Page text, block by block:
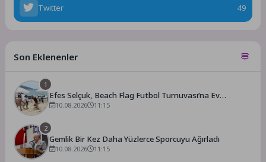
Twitter 49
Son Eklenenler
1
Efes Selçuk, Beach Flag Futbol Turnuvası’na Ev
Sahipliği Yaptı
10.08.2026 11:15
2
Gemlik Bir Kez Daha Yüzlerce Sporcuyu Ağırladı
10.08.2026 11:15